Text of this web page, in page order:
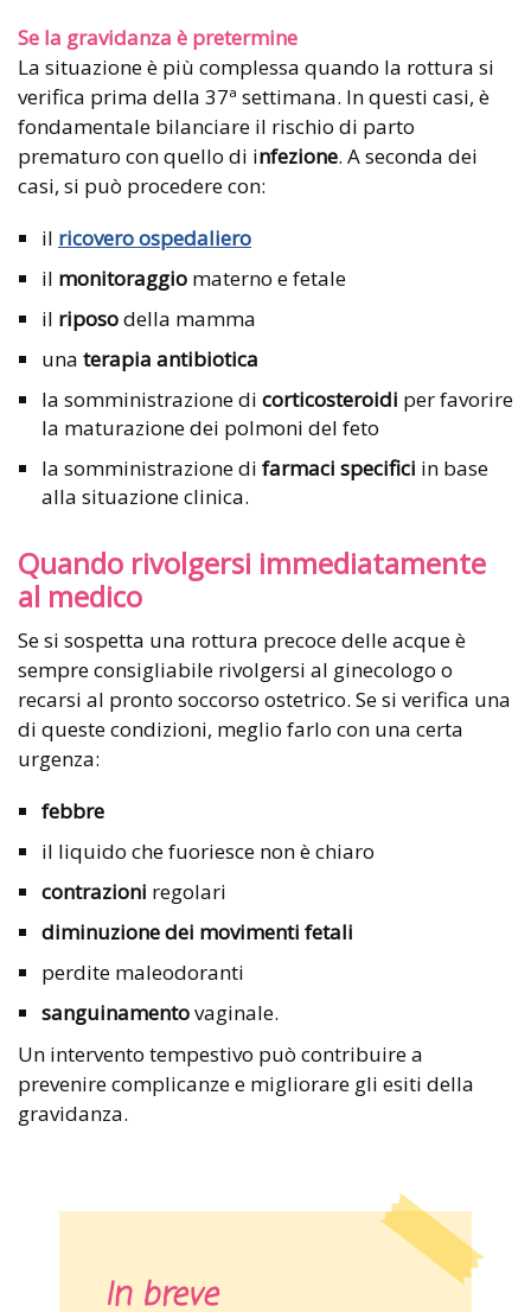
Se la gravidanza è pretermine
La situazione è più complessa quando la rottura si
verifica prima della 37ª settimana. In questi casi, è
fondamentale bilanciare il rischio di parto
prematuro con quello di infezione. A seconda dei
casi, si può procedere con:
il ricovero ospedaliero
il monitoraggio materno e fetale
il riposodella mamma
una terapia antibiotica
la somministrazione di corticosteroidi per favorire
la maturazione dei polmoni del feto
la somministrazione di farmaci specifici in base
alla situazione clinica.
Quando rivolgersi immediatamente
al medico
Se si sospetta una rottura precoce delle acque è
sempre consigliabile rivolgersi al ginecologo o
recarsi al pronto soccorso ostetrico. Se si verifica una
di queste condizioni, meglio farlo con una certa
urgenza:
febbre
il liquido che fuoriesce non è chiaro
contrazioni regolari
diminuzione dei movimenti fetali
perdite maleodoranti
sanguinamentovaginale.
Un intervento tempestivo può contribuire a
prevenire complicanze e migliorare gli esiti della
gravidanza.
In breve